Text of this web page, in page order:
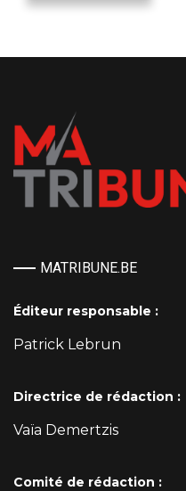
MATRIBUNE.BE
Éditeur responsable :
Patrick Lebrun
Directrice de rédaction :
Vaïa Demertzis
Comité de rédaction :